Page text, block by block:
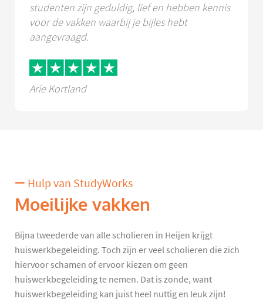
studenten zijn geduldig, lief en hebben kennis
voor de vakken waarbij je bijles hebt
aangevraagd.
Arie Kortland
Hulp van StudyWorks
Moeilijke vakken
Bijna tweederde van alle scholieren in Heijen krijgt
huiswerkbegeleiding. Toch zijn er veel scholieren die zich
hiervoor schamen of ervoor kiezen om geen
huiswerkbegeleiding te nemen. Dat is zonde, want
huiswerkbegeleiding kan juist heel nuttig en leuk zijn!